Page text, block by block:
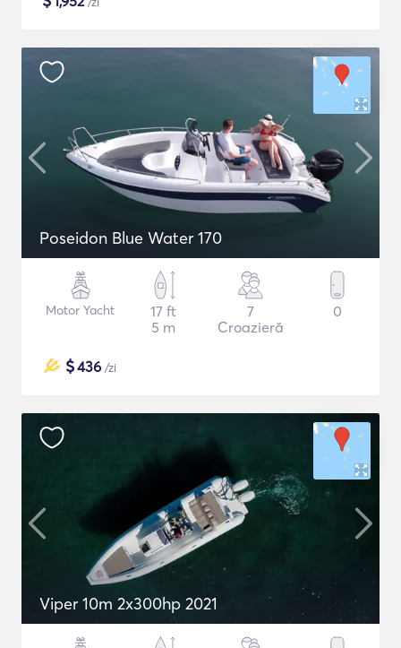
Poseidon Blue Water 170
Motor Yacht
17 ft
5 m
7
Croazieră
0
$436 /zi
Viper 10m 2x300hp 2021